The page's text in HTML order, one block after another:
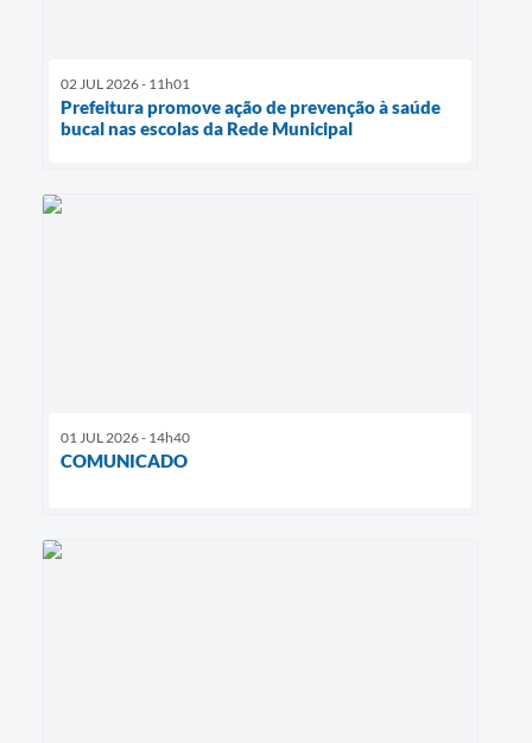
02 JUL 2026 - 11h01
Prefeitura promove ação de prevenção à saúde
bucal nas escolas da Rede Municipal
01 JUL 2026 - 14h40
COMUNICADO